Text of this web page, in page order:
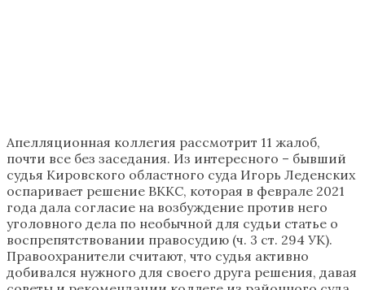
Апелляционная коллегия рассмотрит 11 жалоб,
почти все без заседания. Из интересного – бывший
судья Кировского областного суда Игорь Леденских
оспаривает решение ВККС, которая в феврале 2021
года дала согласие на возбуждение против него
уголовного дела по необычной для судьи статье о
воспрепятствовании правосудию (ч. 3 ст. 294 УК).
Правоохранители считают, что судья активно
добивался нужного для своего друга решения, давая